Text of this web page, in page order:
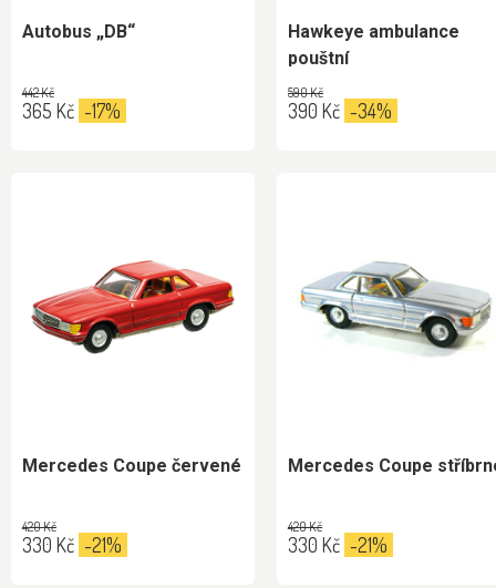
Autobus „DB“
442 Kč
365 Kč -17%
Hawkeye ambulance
pouštní
590 Kč
390 Kč -34%
Mercedes Coupe červené
420 Kč
330 Kč -21%
Mercedes Coupe
420 Kč
330 Kč -21%